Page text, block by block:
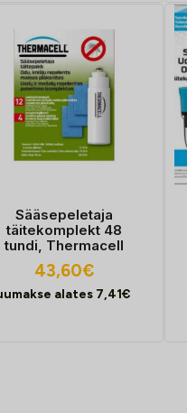
Sääsepeletaja
täitekomplekt 48
tundi, Thermacell
43,60€
alates 7,41€